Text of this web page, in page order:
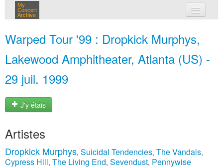
My
Concert
Archive
Warped Tour '99 : Dropkick Murphys,
Lakewood Amphitheater, Atlanta (US) -
29 juil. 1999
J'y étais
Artistes
Dropkick Murphys, Suicidal Tendencies, The Vandals,
Cypress Hill, The Living End, Sevendust, Pennywise